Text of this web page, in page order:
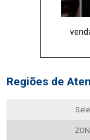
Regiões de